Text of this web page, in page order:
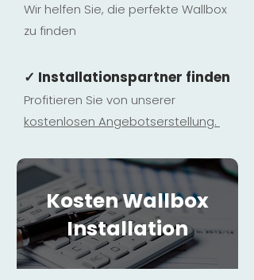
Wir helfen Sie, die perfekte Wallbox
zu finden
✓ Installationspartner finden
Profitieren Sie von unserer
kostenlosen Angebotserstellung.
Kosten Wallbox
Installation